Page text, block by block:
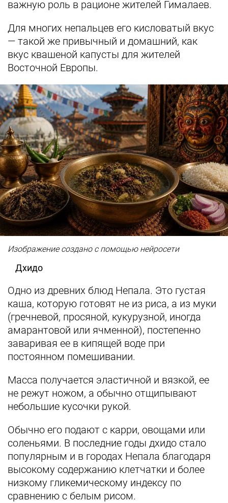
важную роль в рационе жителей Гималаев.
Для многих непальцев его кисловатый вкус
— такой же привычный и домашний, как
вкус квашеной капусты для жителей
Восточной Европы.
Изображение создано с помощью нейросети
Дхидо
Одно из древних блюд Непала. Это густая
каша, которую готовят не из риса, а из муки
(гречневой, просяной, кукурузной, иногда
амарантовой или ячменной), постепенно
заваривая ее в кипящей воде при
постоянном помешивании.
Масса получается эластичной и вязкой, ее
не режут ножом, а обычно отщипывают
небольшие кусочки рукой.
Обычно его подают с карри, овощами или
соленьями. В последние годы дхидо стало
популярным и в городах Непала благодаря
высокому содержанию клетчатки и более
низкому гликемическому индексу по
сравнению с белым рисом.